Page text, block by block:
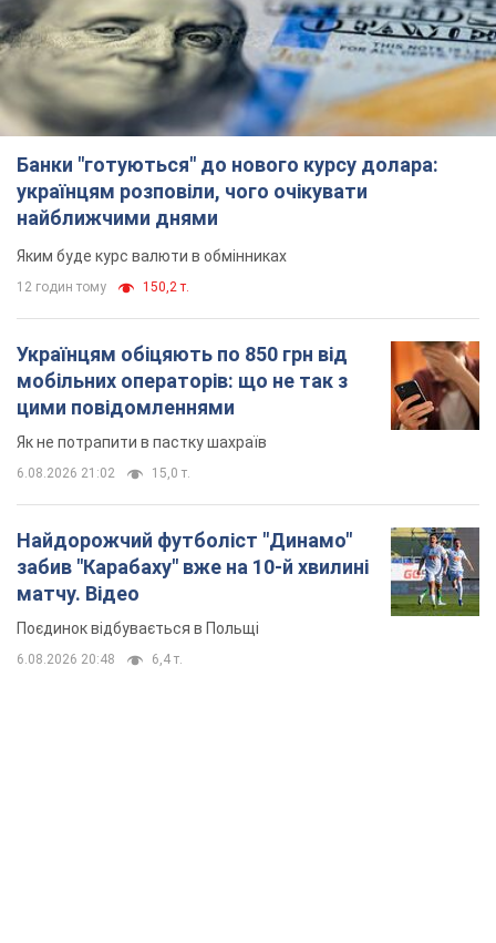
Банки "готуються" до нового курсу долара:
українцям розповіли, чого очікувати
найближчими днями
Яким буде курс валюти в обмінниках
12 годин тому 150,2 т.
Українцям обіцяють по 850 грн від
мобільних операторів: що не так з
цими повідомленнями
Як не потрапити в пастку шахраїв
6.08.2026 21:02 15,0 т.
Найдорожчий футболіст "Динамо"
забив "Карабаху" вже на 10-й хвилині
матчу. Відео
Поєдинок відбувається в Польщі
6.08.2026 20:48 6,4 т.